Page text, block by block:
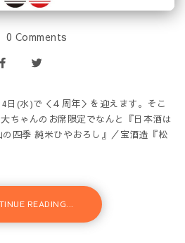
0 Comments
日(水)で＜４周年＞を迎えます。そこ
ちゃんのお席限定でなんと『日本酒は
四季 純米ひやおろし』／宝酒造『松
READING...